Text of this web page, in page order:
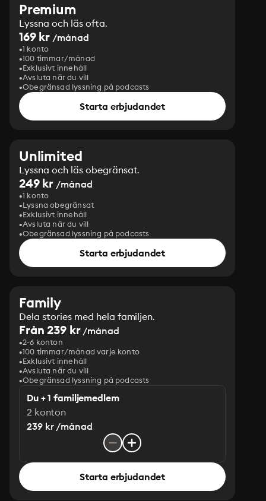
Premium
Lyssna och läs ofta.
169 kr /månad
1 konto
100 timmar/månad
Exklusivt innehåll
Avsluta när du vill
Obegränsad lyssning på podcasts
Starta erbjudandet
Unlimited
Lyssna och läs obegränsat.
249 kr /månad
1 konto
Lyssna obegränsat
Exklusivt innehåll
Avsluta när du vill
Obegränsad lyssning på podcasts
Starta erbjudandet
Family
Dela stories med hela familjen.
Från 239 kr/månad
2-6 konton
100 timmar/månad varje konto
Exklusivt innehåll
Avsluta när du vill
Obegränsad lyssning på podcasts
Du + 1 familjemedlem
2 konton
239 kr /månad
Starta erbjudandet